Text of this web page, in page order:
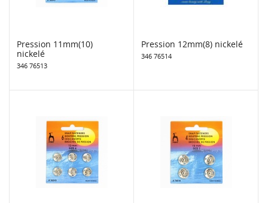
Pression 11mm(10)
nickelé
346 76513
Pression 12mm(8) nickelé
346 76514